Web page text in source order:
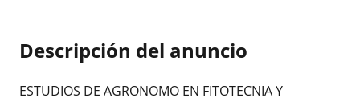
Descripción del anuncio
ESTUDIOS DE AGRONOMO EN FITOTECNIA Y